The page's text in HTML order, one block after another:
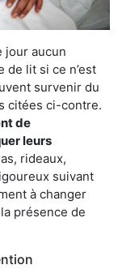
jour aucun
lit si ce n’est
survenir du
citées ci-contre.
de
leurs
rideaux,
suivant
à changer
présence de